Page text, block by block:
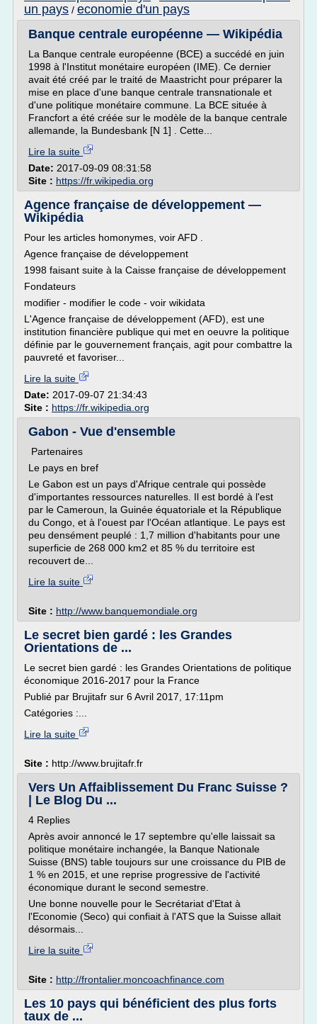
un pays / economie d'un pays
Banque centrale européenne — Wikipédia
La Banque centrale européenne (BCE) a succédé en juin
1998 à l'Institut monétaire européen (IME). Ce dernier
avait été créé par le traité de Maastricht pour préparer la
mise en place d'une banque centrale transnationale et
d'une politique monétaire commune. La BCE située à
Francfort a été créée sur le modèle de la banque centrale
allemande, la Bundesbank [N 1] . Cette...
Lire la suite
Date: 2017-09-09 08:31:58
Site : https://fr.wikipedia.org
Agence française de développement —
Wikipédia
Pour les articles homonymes, voir AFD .
Agence française de développement
1998 faisant suite à la Caisse française de développement
Fondateurs
modifier - modifier le code - voir wikidata
L'Agence française de développement (AFD), est une
institution financière publique qui met en oeuvre la politique
définie par le gouvernement français, agit pour combattre la
pauvreté et favoriser...
Lire la suite
Date: 2017-09-07 21:34:43
Site : https://fr.wikipedia.org
Gabon - Vue d'ensemble
Partenaires
Le pays en bref
Le Gabon est un pays d'Afrique centrale qui possède
d'importantes ressources naturelles. Il est bordé à l'est
par le Cameroun, la Guinée équatoriale et la République
du Congo, et à l'ouest par l'Océan atlantique. Le pays est
peu densément peuplé : 1,7 million d'habitants pour une
superficie de 268 000 km2 et 85 % du territoire est
recouvert de...
Lire la suite
Site : http://www.banquemondiale.org
Le secret bien gardé : les Grandes
Orientations de ...
Le secret bien gardé : les Grandes Orientations de politique
économique 2016-2017 pour la France
Publié par Brujitafr sur 6 Avril 2017, 17:11pm
Catégories :...
Lire la suite
Site : http://www.brujitafr.fr
Vers Un Affaiblissement Du Franc Suisse ?
| Le Blog Du ...
4 Replies
Après avoir annoncé le 17 septembre qu'elle laissait sa
politique monétaire inchangée, la Banque Nationale
Suisse (BNS) table toujours sur une croissance du PIB de
1 % en 2015, et une reprise progressive de l'activité
économique durant le second semestre.
Une bonne nouvelle pour le Secrétariat d'Etat à
l'Economie (Seco) qui confiait à l'ATS que la Suisse allait
désormais...
Lire la suite
Site : http://frontalier.moncoachfinance.com
Les 10 pays qui bénéficient des plus forts
taux de ...